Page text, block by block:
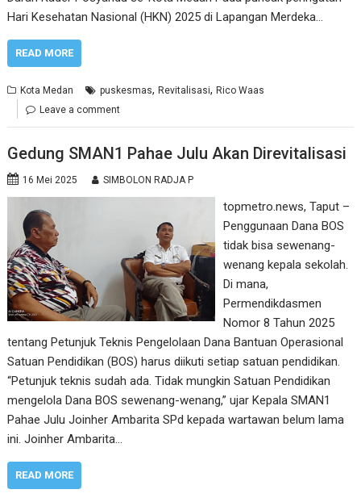
Hari Kesehatan Nasional (HKN) 2025 di Lapangan Merdeka…
READ MORE
Kota Medan puskesmas,Revitalisasi,Rico Waas
Leave a comment
Gedung SMAN1 Pahae Julu Akan Direvitalisasi
16 Mei 2025 SIMBOLON RADJA P
topmetro.news, Taput –
Penggunaan Dana BOS
tidak bisa sewenang-
wenang kepala sekolah.
Di mana,
Permendikdasmen
Nomor 8 Tahun 2025
tentang Petunjuk Teknis Pengelolaan Dana Bantuan Operasional
Satuan Pendidikan (BOS) harus diikuti setiap satuan pendidikan.
“Petunjuk teknis sudah ada. Tidak mungkin Satuan Pendidikan
mengelola Dana BOS sewenang-wenang,” ujar Kepala SMAN1
Pahae Julu Joinher Ambarita SPd kepada wartawan belum lama
ini. Joinher Ambarita…
READ MORE